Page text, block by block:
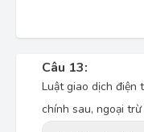
Câu 13:
Luật giao dịch điện
chính sau, ngoại trừ